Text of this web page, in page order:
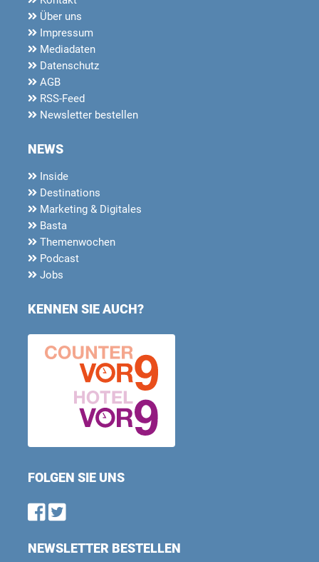
Über uns
Impressum
Mediadaten
Datenschutz
AGB
RSS-Feed
Newsletter bestellen
NEWS
Inside
Destinations
Marketing & Digitales
Basta
Themenwochen
Podcast
Jobs
KENNEN SIE AUCH?
FOLGEN SIE UNS
Find us on Facebook
Follow us on Twitter
NEWSLETTER BESTELLEN